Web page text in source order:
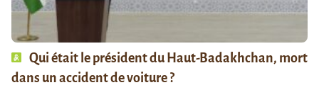
Qui était le président du Haut-Badakhchan, mort
dans un accident de voiture ?